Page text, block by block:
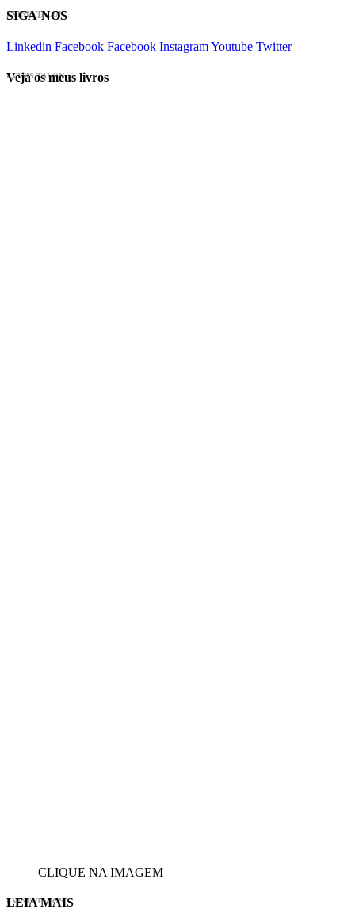
EVINIS TALON
SIGA-NOS
Linkedin Facebook Facebook InstagramYoutube Twitter
EVINIS TALON
Veja os meus livros
CLIQUE NA IMAGEM
EVINIS TALON
LEIA MAIS